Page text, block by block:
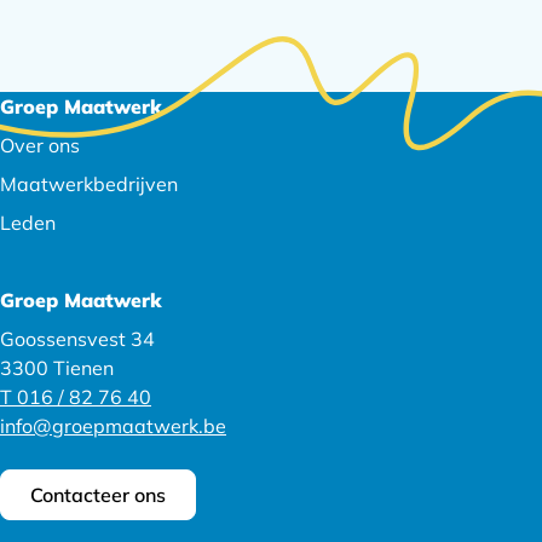
Footer
navigatie
Groep Maatwerk
Over ons
Maatwerkbedrijven
Leden
Groep Maatwerk
Goossensvest 34
3300 Tienen
T 016 / 82 76 40
info@groepmaatwerk.be
Contacteer ons